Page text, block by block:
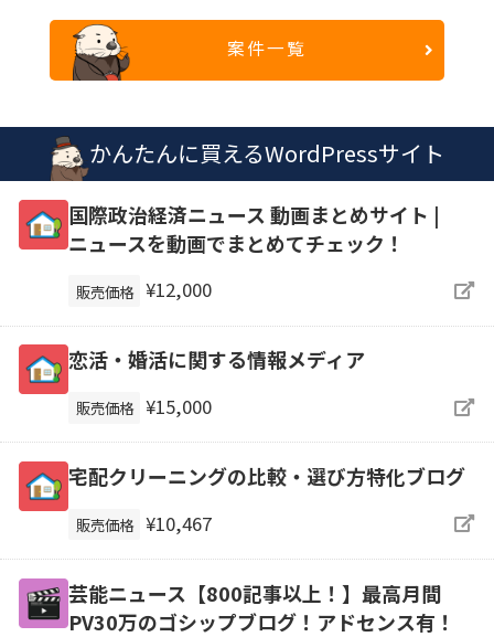
案件一覧
かんたんに買えるWordPressサイト
国際政治経済ニュース 動画まとめサイト |
ニュースを動画でまとめてチェック！
販売価格 ¥12,000
恋活・婚活に関する情報メディア
販売価格 ¥15,000
宅配クリーニングの比較・選び方特化ブログ
販売価格 ¥10,467
芸能ニュース【800記事以上！】最高月間
PV30万のゴシップブログ！アドセンス有！